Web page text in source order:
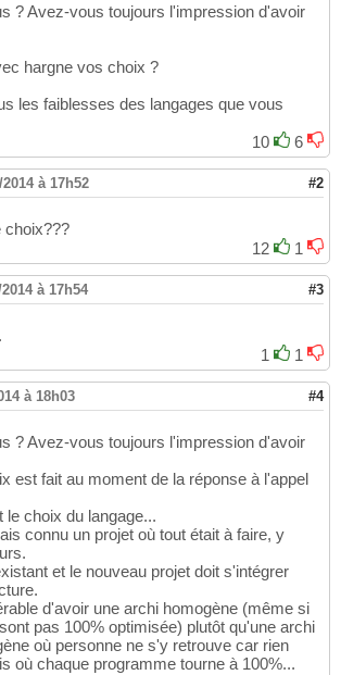
? Avez-vous toujours l'impression d'avoir
hargne vos choix ?
les faiblesses des langages que vous
10
6
2014 à 17h52 #2
choix???
12
1
2014 à 17h54 #3
1
1
à 18h03 #4
? Avez-vous toujours l'impression d'avoir
est fait au moment de la réponse à l'appel
choix du langage...
connu un projet où tout était à faire, y
et le nouveau projet doit s'intégrer
d'avoir une archi homogène (même si
pas 100% optimisée) plutôt qu'une archi
où personne ne s'y retrouve car rien
où chaque programme tourne à 100%...